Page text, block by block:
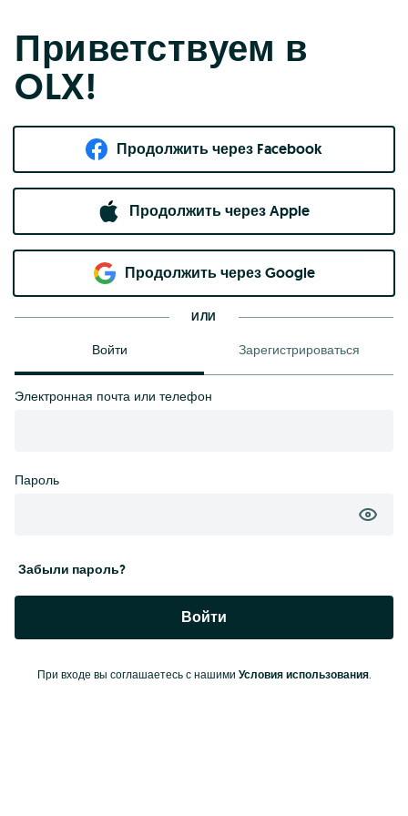
Приветствуем в
OLX!
Продолжить через Facebook
Продолжить через Apple
Продолжить через Google
ИЛИ
Войти Зарегистрироваться
Электронная почта или телефон
Пароль
Забыли пароль?
Войти
При входе вы соглашаетесь с нашими Условия использования.